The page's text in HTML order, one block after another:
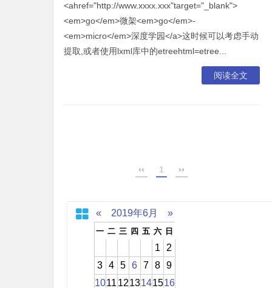
<ahref="http://www.xxxx.xxx"target="_blank">
<em>go</em>微架<em>go</em>-
<em>micro</em>深度学园</a>这时候可以考虑手动
提取,或者使用lxml库中的etreehtml=etree...
阅读全文
‹‹ 1 ››
« 2019年6月 »
一 二 三 四 五 六 日
1
2
3
4 5 6 7 8
9
1011 1213141516